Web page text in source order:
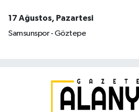
17 Ağustos, Pazartesi
Samsunspor - Göztepe